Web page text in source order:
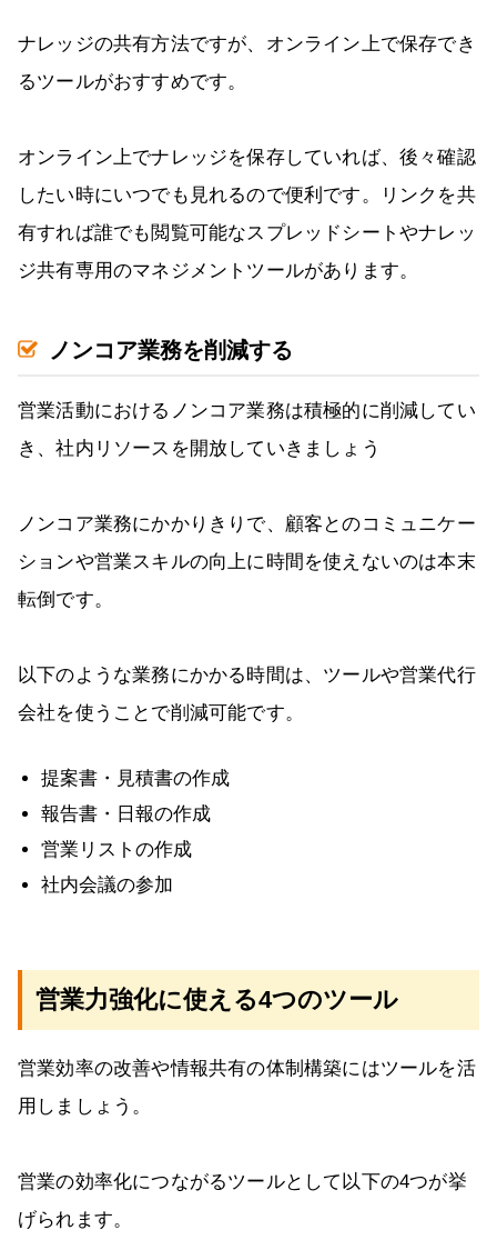
ナレッジの共有方法ですが、オンライン上で保存でき
るツールがおすすめです。
オンライン上でナレッジを保存していれば、後々確認
したい時にいつでも見れるので便利です。リンクを共
有すれば誰でも閲覧可能なスプレッドシートやナレッ
ジ共有専用のマネジメントツールがあります。
ノンコア業務を削減する
営業活動におけるノンコア業務は積極的に削減してい
き、社内リソースを開放していきましょう
ノンコア業務にかかりきりで、顧客とのコミュニケー
ションや営業スキルの向上に時間を使えないのは本末
転倒です。
以下のような業務にかかる時間は、ツールや営業代行
会社を使うことで削減可能です。
提案書・見積書の作成
報告書・日報の作成
営業リストの作成
社内会議の参加
営業力強化に使える4つのツール
営業効率の改善や情報共有の体制構築にはツールを活
用しましょう。
営業の効率化につながるツールとして以下の4つが挙
げられます。